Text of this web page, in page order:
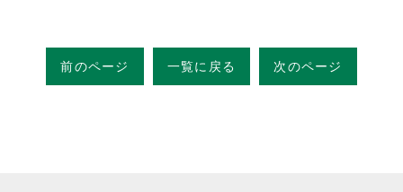
前のページ 一覧に戻る 次のページ